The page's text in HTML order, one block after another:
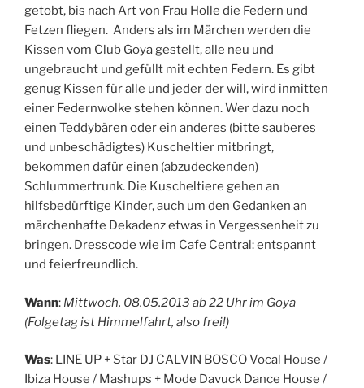
getobt, bis nach Art von Frau Holle die Federn und
Fetzen fliegen. Anders als im Märchen werden die
Kissen vom Club Goya gestellt, alle neu und
ungebraucht und gefüllt mit echten Federn. Es gibt
genug Kissen für alle und jeder der will, wird inmitten
einer Federnwolke stehen können. Wer dazu noch
einen Teddybären oder ein anderes (bitte sauberes
und unbeschädigtes) Kuscheltier mitbringt,
bekommen dafür einen (abzudeckenden)
Schlummertrunk. Die Kuscheltiere gehen an
hilfsbedürftige Kinder, auch um den Gedanken an
märchenhafte Dekadenz etwas in Vergessenheit zu
bringen. Dresscode wie im Cafe Central: entspannt
und feierfreundlich.
Wann: Mittwoch, 08.05.2013 ab 22 Uhr im Goya
(Folgetag ist Himmelfahrt, also frei!)
Was: LINE UP + Star DJ CALVIN BOSCO Vocal House /
Ibiza House / Mashups + Mode Davuck Dance House /